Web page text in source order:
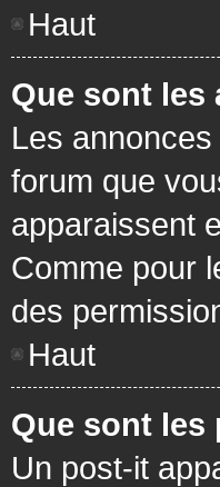
Haut
Que sont les
Les
forum que
apparaissent
Comme pour
des
Haut
Que sont les
Un post-it